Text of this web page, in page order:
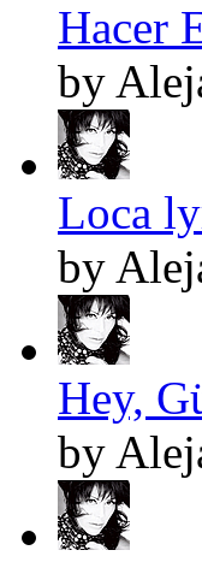
Hacer
by
Loca
by
Hey,
by